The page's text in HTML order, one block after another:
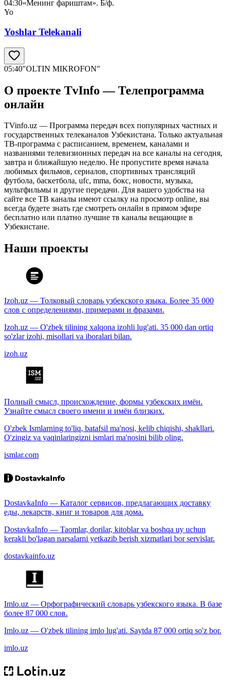
04:30«Менинг фариштам». Б/ф.
Yo
Yoshlar Telekanali
05:40"OLTIN MIKROFON"
О проекте TvInfo — Телепрограмма
онлайн
TVinfo.uz — Программа передач всех популярных частных и
государственных телеканалов Узбекистана. Только актуальная
ТВ-программа с расписанием, временем, каналами и
названиями телевизионных передач на все каналы на сегодня,
завтра и ближайшую неделю. Не пропустите время начала
любимых фильмов, сериалов, спортивных трансляций
футбола, баскетбола, ufc, mma, бокс, новости, музыка,
мультфильмы и другие передачи. Для вашего удобства на
сайте все ТВ каналы имеют ссылку на просмотр online, вы
всегда будете знать где смотреть онлайн в прямом эфире
бесплатно или платно лучшие тв каналы вещающие в
Узбекистане.
Наши проекты
Izoh.uz — Толковый словарь узбекского языка. Более 35 000
слов с определениями, примерами и фразами.
Izoh.uz — O'zbek tilining xalqona izohli lug'ati. 35 000 dan ortiq
so'zlar izohi, misollari va iboralari bilan.
izoh.uz
Полный смысл, происхождение, формы узбекских имён.
Узнайте смысл своего имени и имён близких.
O'zbek Ismlarning to'liq, batafsil ma'nosi, kelib chiqishi, shakllari.
O'zingiz va yaqinlaringizni ismlari ma'nosini bilib oling.
ismlar.com
DostavkaInfo — Каталог сервисов, предлагающих доставку
еды, лекарств, книг и товаров для дома.
DostavkaInfo — Taomlar, dorilar, kitoblar va boshqa uy uchun
kerakli bo'lagan narsalarni yetkazib berish xizmatlari bor servislar.
dostavkainfo.uz
Imlo.uz — Орфографический словарь узбекского языка. В базе
более 87 000 слов.
Imlo.uz — O'zbek tilining imlo lug'ati. Saytda 87 000 ortiq so'z bor.
imlo.uz